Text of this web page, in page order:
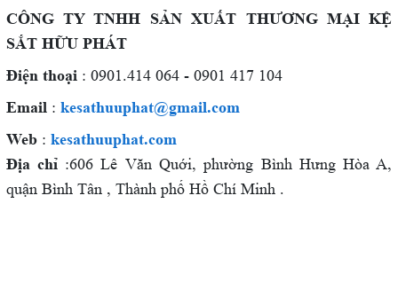
CÔNG TY TNHH SẢN XUẤT THƯƠNG MẠI KỆ
SẮT HỮU PHÁT
Điện thoại: 0901.414 064 - 0901 417 104
Email: kesathuuphat@gmail.com
Web : kesathuuphat.com
Địa chỉ :606 Lê Văn Quới, phường Bình Hưng Hòa A,
quận Bình Tân , Thành phố Hồ Chí Minh .